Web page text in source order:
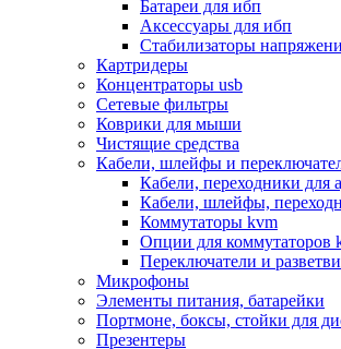
Бытовая техника
Кухонная техника
Блендеры,
Блинницы
Вакуумные
Весы кухонные
Гриль
Дистилляторы
Йогуртницы
Кофеварки и
Кофемолки
Кухонные комбайны
Ломтерезки
Микроволновые
Миксеры
Мини-печи
Мойки
Мультиварки
Батареи для ибп
Аксессуары для ибп
Стабилизаторы
Картридеры
Концентраторы usb
Сетевые фильтры
Коврики для мыши
Чистящие средства
Кабели, шлейфы и
Кабели, переходники для
Кабели, шлейфы,
Коммутаторы kvm
Опции для коммутаторов
Переключатели и
Микрофоны
Элементы питания, батарейки
Портмоне, боксы, стойки для
Презентеры